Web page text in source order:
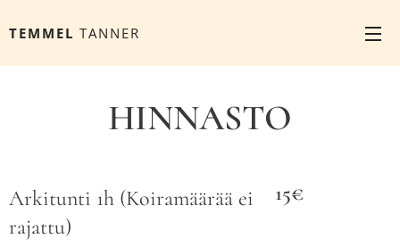
TEMMEL TANNER
HINNASTO
Arkitunti 1h (Koiramäärää ei
rajattu)
15€